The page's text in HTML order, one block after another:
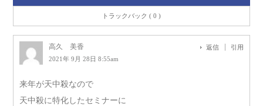
トラックバック ( 0 )
高久 美香
2021年 9月 28日 8:55am
返信 引用
来年が天中殺なので
天中殺に特化したセミナーに